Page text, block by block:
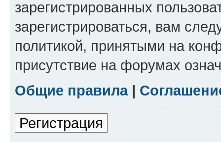
зарегистрированных
зарегистрироваться, вам
политикой, принятыми на
присутствие на форумах
Общие правила|
Регистрация